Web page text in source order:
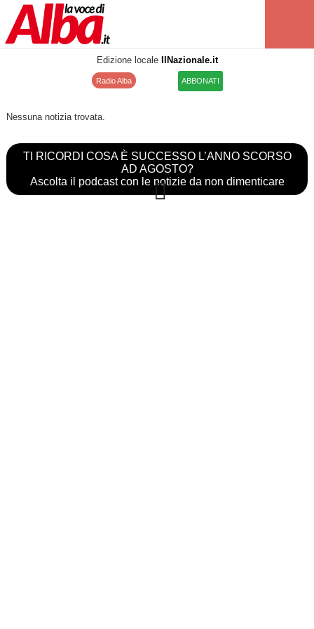
Edizione locale IlNazionale.it
Radio Alba ABBONATI
Nessuna notizia trovata.
TI RICORDI COSA È SUCCESSO L’ANNO SCORSO
AD AGOSTO?
Ascolta il podcast con le notizie da non dimenticare